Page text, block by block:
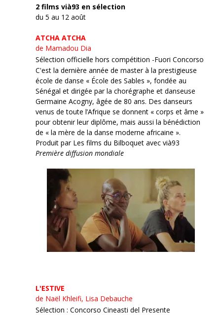
2 films vià93 en sélection
du 5 au 12 août
ATCHA ATCHA
de Mamadou Dia
Sélection officielle hors compétition -Fuori Concorso
C'est la dernière année de master à la prestigieuse
école de danse « École des Sables », fondée au
Sénégal et dirigée par la chorégraphe et danseuse
Germaine Acogny, âgée de 80 ans. Des danseurs
venus de toute l’Afrique se donnent « corps et âme »
pour obtenir leur diplôme, mais aussi la bénédiction
de « la mère de la danse moderne africaine ».
Produit par Les films du Bilboquet avec vià93
Première diffusion mondiale
L'ESTIVE
de Naël Khleifi, Lisa Debauche
Sélection : Concorso Cineasti del Presente